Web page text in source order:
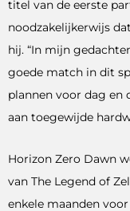
titel van de eerste
noodzakelijkerwijs
hij. “In mijn
goede match in dit
plannen voor dag en
aan toegewijde
Horizon Zero Dawn
van The Legend of
enkele maanden